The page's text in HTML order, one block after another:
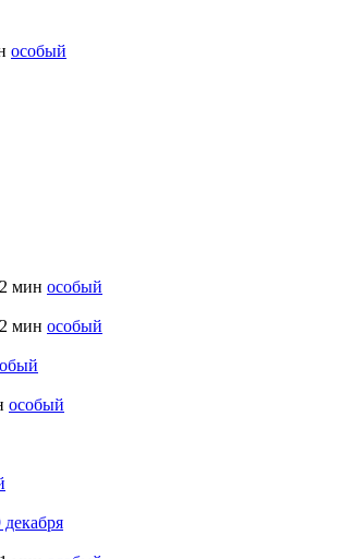
особый
2 мин особый
2 мин особый
особый
декабря